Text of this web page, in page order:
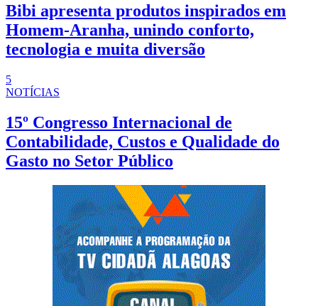
Bibi apresenta produtos inspirados em
Homem-Aranha, unindo conforto,
tecnologia e muita diversão
5
NOTÍCIAS
15º Congresso Internacional de
Contabilidade, Custos e Qualidade do
Gasto no Setor Público